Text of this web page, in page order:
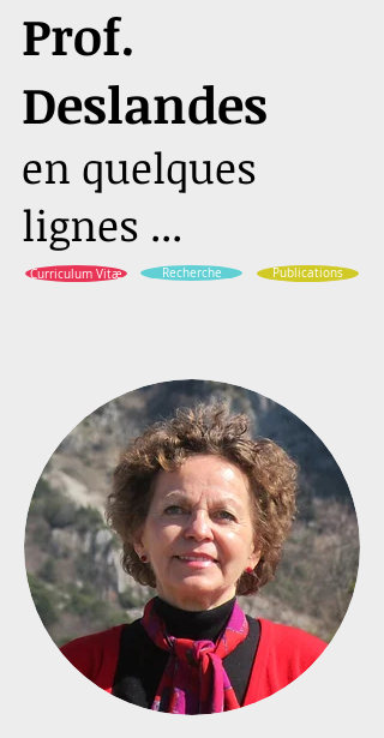
Prof.
Deslandes
en quelques
lignes ...
Curriculum Vitæ Recherche Publications